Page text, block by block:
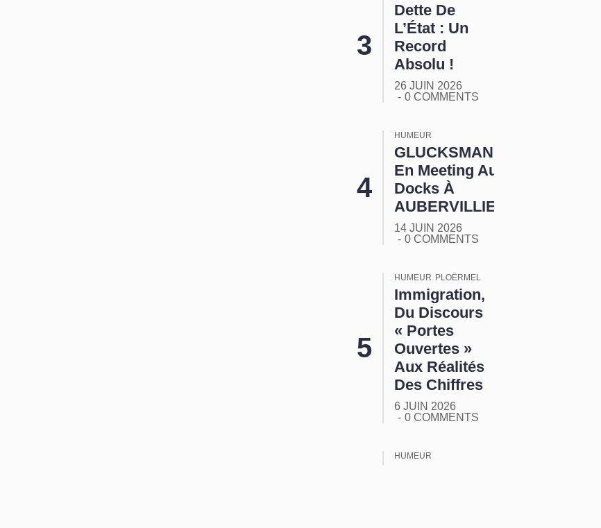
Dette De
L’État : Un
Record
Absolu !
26 JUIN 2026
0 COMMENTS
HUMEUR
GLUCKSMANN
En Meeting Aux
Docks À
AUBERVILLIERS
14 JUIN 2026
0 COMMENTS
HUMEUR PLOËRMEL
Immigration,
Du Discours
« Portes
Ouvertes »
Aux Réalités
Des Chiffres
6 JUIN 2026
0 COMMENTS
HUMEUR